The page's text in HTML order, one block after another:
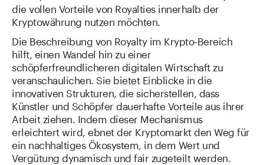
die vollen Vorteile von Royalties innerhalb der
Kryptowährung nutzen möchten.
Die Beschreibung von Royalty im Krypto-Bereich
hilft, einen Wandel hin zu einer
schöpferfreundlicheren digitalen Wirtschaft zu
veranschaulichen. Sie bietet Einblicke in die
innovativen Strukturen, die sicherstellen, dass
Künstler und Schöpfer dauerhafte Vorteile aus ihrer
Arbeit ziehen. Indem dieser Mechanismus
erleichtert wird, ebnet der Kryptomarkt den Weg für
ein nachhaltiges Ökosystem, in dem Wert und
Vergütung dynamisch und fair zugeteilt werden.